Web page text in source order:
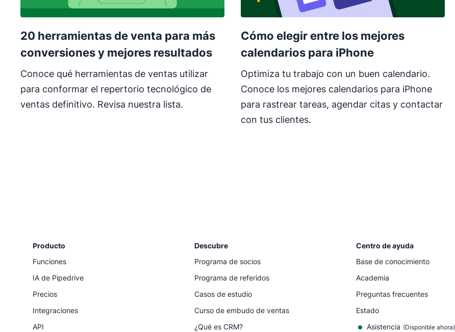
20 herramientas de venta para más
conversiones y mejores resultados
Conoce qué herramientas de ventas utilizar
para conformar el repertorio tecnológico de
ventas definitivo. Revisa nuestra lista.
Cómo elegir entre los mejores
calendarios para iPhone
Optimiza tu trabajo con un buen calendario.
Conoce los mejores calendarios para iPhone
para rastrear tareas, agendar citas y contactar
con tus clientes.
Producto
Funciones
IA de Pipedrive
Precios
Integraciones
API
Descubre
Programa de socios
Programa de referidos
Casos de estudio
Curso de embudo de ventas
¿Qué es CRM?
Centro de ayuda
Base de conocimiento
Academia
Preguntas frecuentes
Estado
Asistencia (Disponible ahora)